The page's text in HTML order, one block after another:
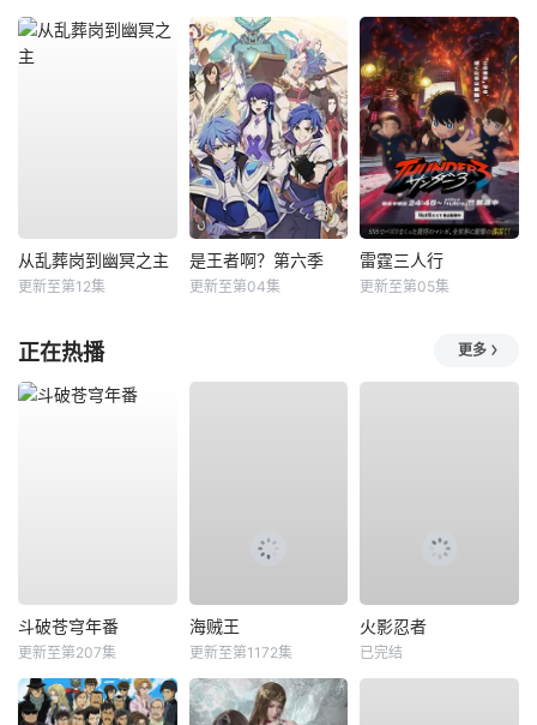
从乱葬岗到幽冥之主
更新至第12集
是王者啊？第六季
更新至第04集
雷霆三人行
更新至第05集
正在热播 更多
斗破苍穹年番
更新至第207集
海贼王
更新至第1172集
火影忍者
已完结